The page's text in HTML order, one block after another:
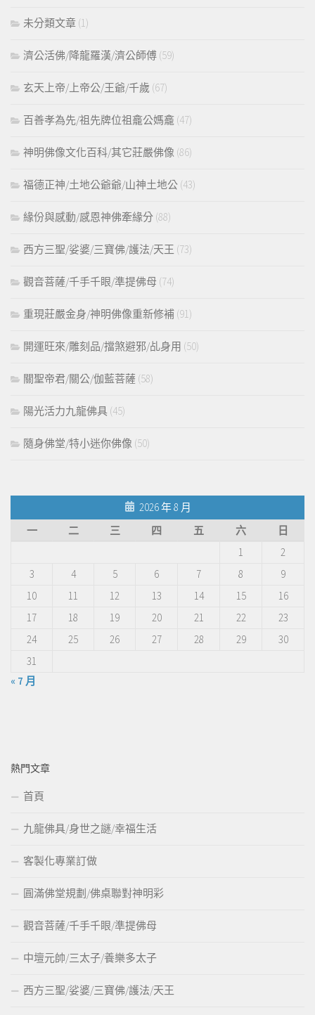
未分類文章 (1)
濟公活佛/降龍羅漢/濟公師傅 (59)
玄天上帝/上帝公/王爺/千歲 (67)
百善孝為先/祖先牌位祖龕公媽龕 (47)
神明佛像文化百科/其它莊嚴佛像 (86)
福德正神/土地公爺爺/山神土地公 (43)
緣份與感動/感恩神佛牽緣分 (88)
西方三聖/娑婆/三寶佛/護法/天王 (73)
觀音菩薩/千手千眼/準提佛母 (74)
重現莊嚴金身/神明佛像重新修補 (91)
開運旺來/雕刻品/擋煞避邪/乩身用 (50)
關聖帝君/關公/伽藍菩薩 (58)
陽光活力九龍佛具 (45)
隨身佛堂/特小迷你佛像 (50)
2026 年 8 月
一
二 三 四 五 六
日
1
2
3
4 5 6 7 8
9
10
11 12 13 14 15
16
17
18 19 20 21 22
23
24
25 26 27 28 29
30
31
« 7 月
熱門文章
首頁
九龍佛具/身世之謎/幸福生活
客製化專業訂做
圓滿佛堂規劃/佛桌聯對神明彩
觀音菩薩/千手千眼/準提佛母
中壇元帥/三太子/養樂多太子
西方三聖/娑婆/三寶佛/護法/天王